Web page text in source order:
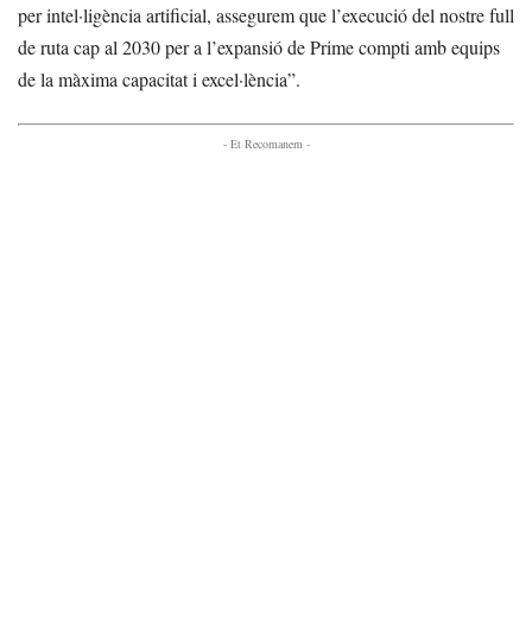
per intel·ligència artificial, assegurem que l’execució del nostre full
de ruta cap al 2030 per a l’expansió de Prime compti amb equips
de la màxima capacitat i excel·lència”.
- Et Recomanem -